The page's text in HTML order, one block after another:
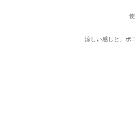
涼しい感じと、ポ